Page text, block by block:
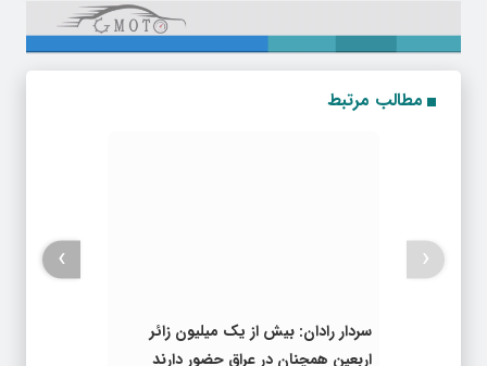
مطالب مرتبط
سردار رادان: بیش از یک میلیون زائر
اربعین همچنان در عراق حضور دارند
‹
›